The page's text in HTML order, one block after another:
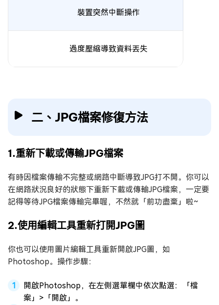
裝置突然中斷操作
過度壓縮導致資料丟失
二、JPG檔案修復方法
1.重新下載或傳輸JPG檔案
有時因檔案傳輸不完整或網路中斷導致JPG打不開。你可以
在網路狀況良好的狀態下重新下載或傳輸JPG檔案，一定要
記得等待JPG檔案傳輸完畢喔，不然就「前功盡棄」啦~
2.使用編輯工具重新打開JPG圖
你也可以使用圖片編輯工具重新開啟JPG圖，如
Photoshop。操作步驟：
開啟Photoshop，在左側選單欄中依次點選：「檔
案」>「開啟」。